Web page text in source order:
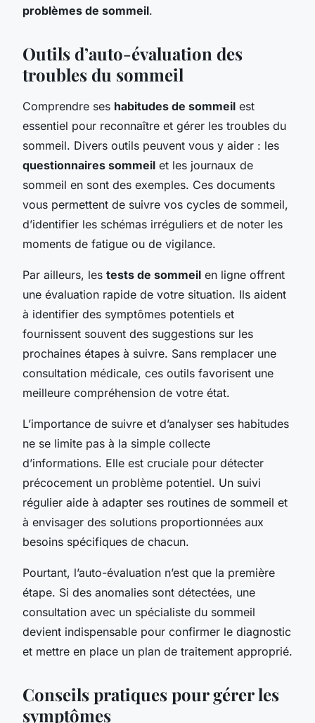
problèmes de sommeil.
Outils d’auto-évaluation des
troubles du sommeil
Comprendre ses habitudes de sommeil est
essentiel pour reconnaître et gérer les troubles du
sommeil. Divers outils peuvent vous y aider : les
questionnaires sommeil et les journaux de
sommeil en sont des exemples. Ces documents
vous permettent de suivre vos cycles de sommeil,
d’identifier les schémas irréguliers et de noter les
moments de fatigue ou de vigilance.
Par ailleurs, les tests de sommeil en ligne offrent
une évaluation rapide de votre situation. Ils aident
à identifier des symptômes potentiels et
fournissent souvent des suggestions sur les
prochaines étapes à suivre. Sans remplacer une
consultation médicale, ces outils favorisent une
meilleure compréhension de votre état.
L’importance de suivre et d’analyser ses habitudes
ne se limite pas à la simple collecte
d’informations. Elle est cruciale pour détecter
précocement un problème potentiel. Un suivi
régulier aide à adapter ses routines de sommeil et
à envisager des solutions proportionnées aux
besoins spécifiques de chacun.
Pourtant, l’auto-évaluation n’est que la première
étape. Si des anomalies sont détectées, une
consultation avec un spécialiste du sommeil
devient indispensable pour confirmer le diagnostic
et mettre en place un plan de traitement approprié.
Conseils pratiques pour gérer les
symptômes